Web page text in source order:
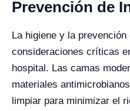
Prevención de
La higiene y la
consideraciones críticas
hospital. Las camas
materiales
limpiar para minimizar el